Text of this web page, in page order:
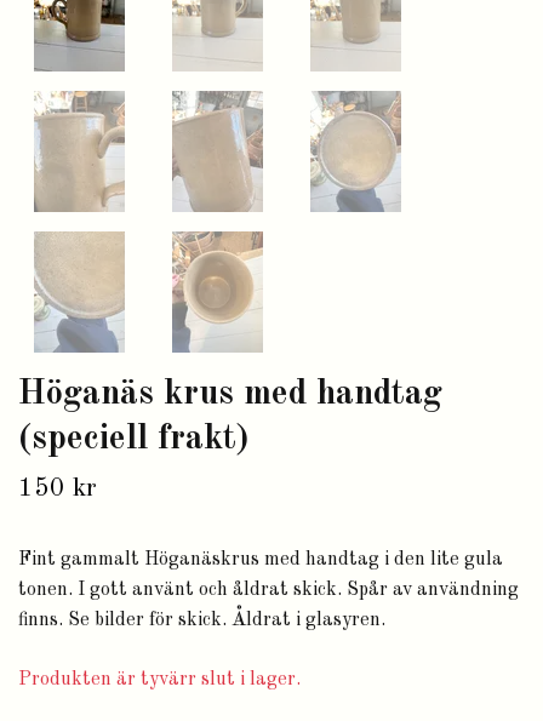
Höganäs krus med handtag
(speciell frakt)
150 kr
Fint gammalt Höganäskrus med handtag i den lite gula
tonen. I gott använt och åldrat skick. Spår av användning
finns. Se bilder för skick. Åldrat i glasyren.
Produkten är tyvärr slut i lager.